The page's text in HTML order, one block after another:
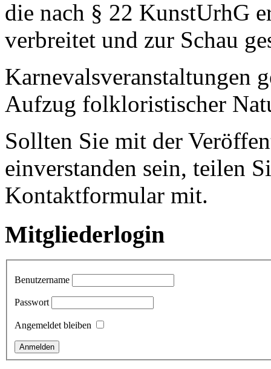
die nach § 22 KunstUrhG
verbreitet und zur Schau
Karnevalsveranstaltungen
Aufzug folkloristischer
Sollten Sie mit der
einverstanden sein, teilen
Kontaktformular mit.
Mitgliederlogin
Benutzername
Passwort
Angemeldet bleiben